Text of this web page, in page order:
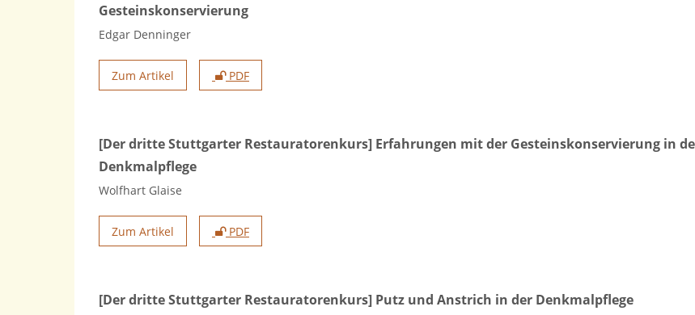
Gesteinskonservierung
Edgar Denninger
Zum Artikel PDF
[Der dritte Stuttgarter Restauratorenkurs] Erfahrungen mit der Gesteinskonservierung in
Denkmalpflege
Wolfhart Glaise
Zum Artikel PDF
[Der dritte Stuttgarter Restauratorenkurs] Putz und Anstrich in der Denkmalpflege